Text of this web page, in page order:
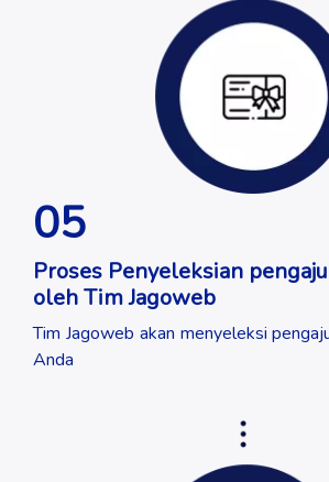
05
Proses Penyeleksian
oleh Tim Jagoweb
Tim Jagoweb akan menyeleksi
Anda